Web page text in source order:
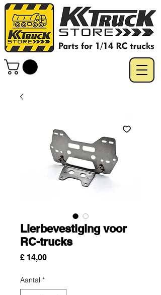
Lierbevestiging voor
RC-trucks
£ 14,00Prijs
Aantal *